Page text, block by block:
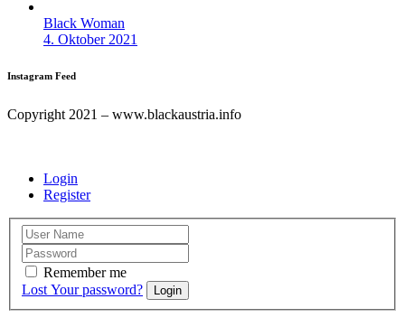
Black Woman
4. Oktober 2021
Instagram Feed
Copyright 2021 – www.blackaustria.info
Login
Register
Remember me
Lost Your password?
Login